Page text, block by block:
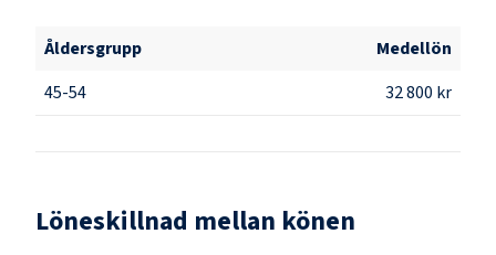
Åldersgrupp
Medellön
45-54
32 800 kr
Löneskillnad mellan könen